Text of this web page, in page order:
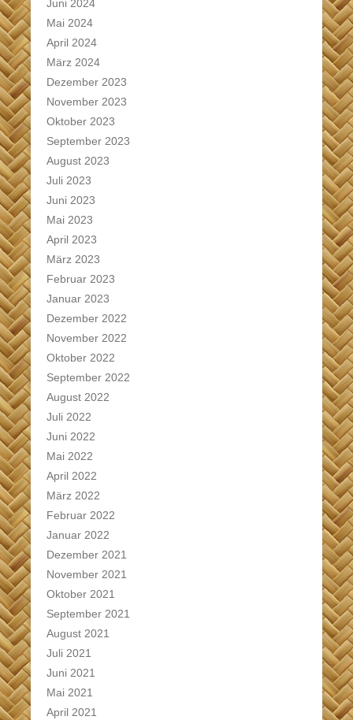
Juni 2024
Mai 2024
April 2024
März 2024
Dezember 2023
November 2023
Oktober 2023
September 2023
August 2023
Juli 2023
Juni 2023
Mai 2023
April 2023
März 2023
Februar 2023
Januar 2023
Dezember 2022
November 2022
Oktober 2022
September 2022
August 2022
Juli 2022
Juni 2022
Mai 2022
April 2022
März 2022
Februar 2022
Januar 2022
Dezember 2021
November 2021
Oktober 2021
September 2021
August 2021
Juli 2021
Juni 2021
Mai 2021
April 2021